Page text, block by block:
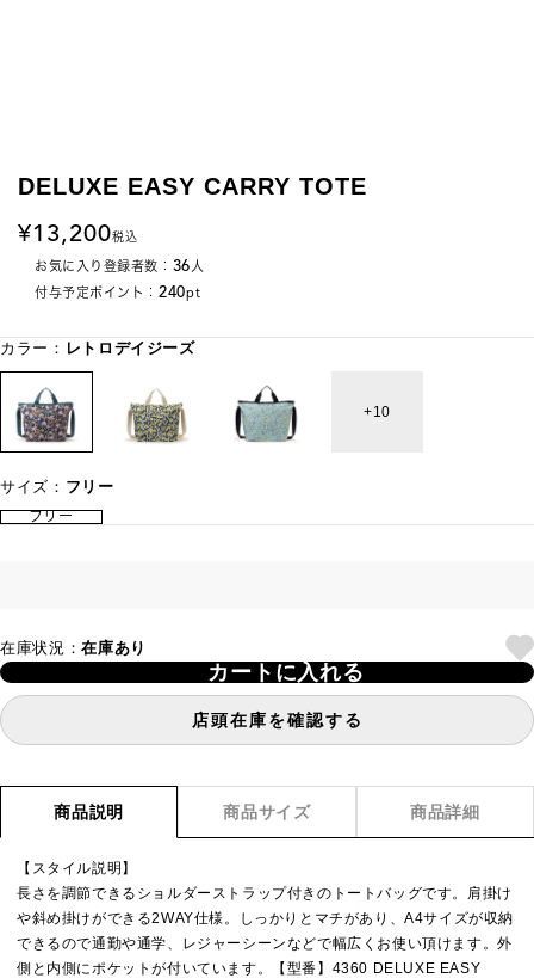
DELUXE EASY CARRY TOTE
13,200税込
お気に入り登録者数： 36人
付与予定ポイント： 240pt
カラー： レトロデイジーズ
10
サイズ： フリー
フリー
在庫状況：在庫あり
カートに入れる
店頭在庫を確認する
商品説明 商品サイズ 商品詳細
【スタイル説明】
長さを調節できるショルダーストラップ付きのトートバッグです。肩掛け
や斜め掛けができる2WAY仕様。しっかりとマチがあり、A4サイズが収納
できるので通勤や通学、レジャーシーンなどで幅広くお使い頂けます。外
側と内側にポケットが付いています。【型番】4360 DELUXE EASY